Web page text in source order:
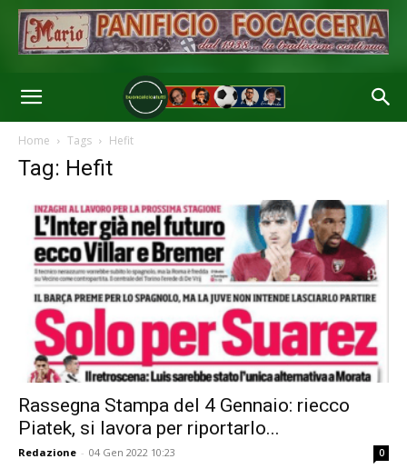
Home Tags Hefit
Tag: Hefit
Rassegna Stampa del 4 Gennaio: riecco
Piatek, si lavora per riportarlo...
Redazione - 04 Gen 2022 10:23 0